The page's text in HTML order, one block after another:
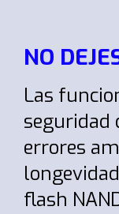
NO
Las
seguridad
errores
flash